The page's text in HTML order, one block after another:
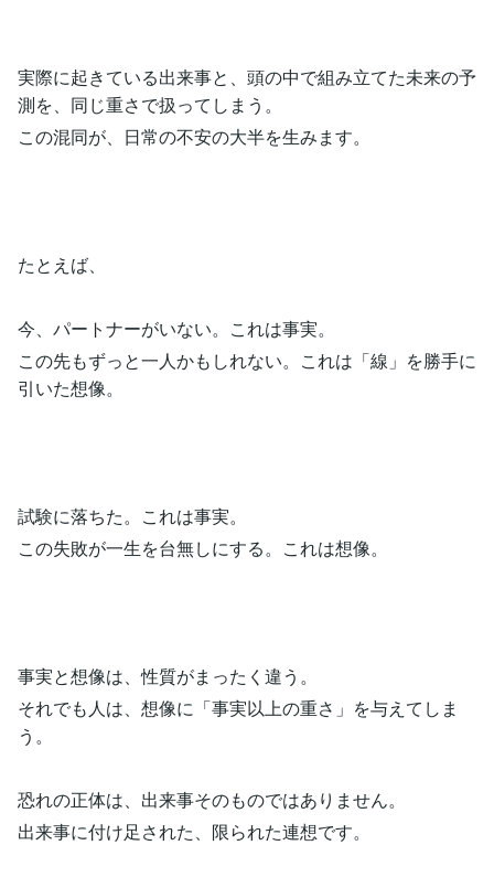
実際に起きている出来事と、頭の中で組み立てた未来の予
測を、同じ重さで扱ってしまう。
この混同が、日常の不安の大半を生みます。
たとえば、
今、パートナーがいない。これは事実。
この先もずっと一人かもしれない。これは「線」を勝手に
引いた想像。
試験に落ちた。これは事実。
この失敗が一生を台無しにする。これは想像。
事実と想像は、性質がまったく違う。
それでも人は、想像に「事実以上の重さ」を与えてしま
う。
恐れの正体は、出来事そのものではありません。
出来事に付け足された、限られた連想です。